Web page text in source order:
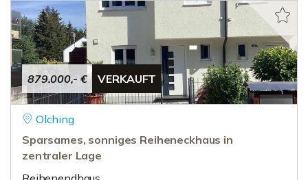
879.000,- € VERKAUFT
Olching
Sparsames, sonniges Reiheneckhaus in
zentraler Lage